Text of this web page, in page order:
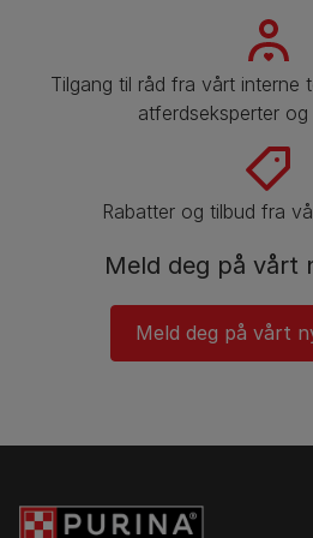
Tilgang til råd fra vårt interne
atferdseksperter og
Rabatter og tilbud fra
Meld deg på vårt
Meld deg på vårt